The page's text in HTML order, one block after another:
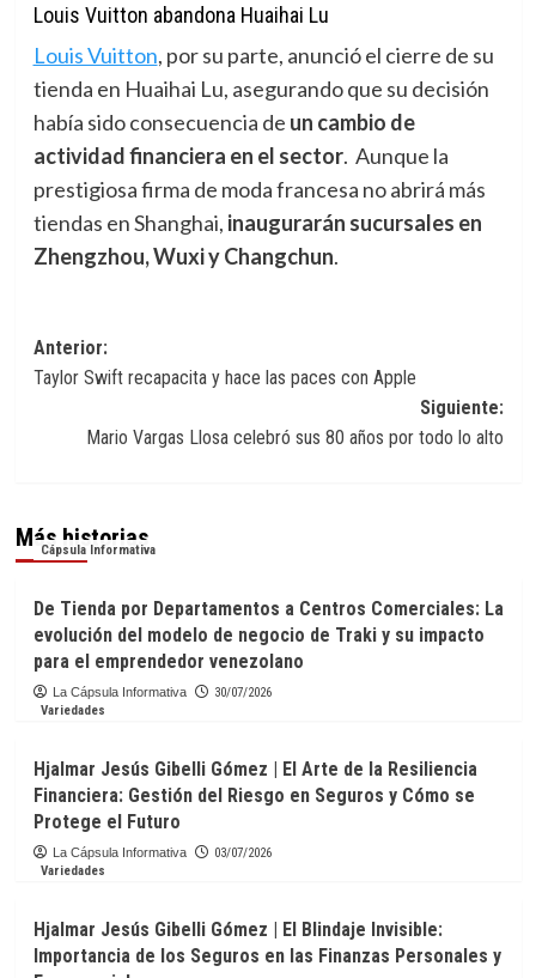
Louis Vuitton abandona Huaihai Lu
Louis Vuitton, por su parte, anunció el cierre de su
tienda en Huaihai Lu, asegurando que su decisión
había sido consecuencia de un cambio de
actividad financiera en el sector. Aunque la
prestigiosa firma de moda francesa no abrirá más
tiendas en Shanghai, inaugurarán sucursales en
Zhengzhou, Wuxi y Changchun.
Navegación
de
entradas
Anterior:
Taylor Swift recapacita y hace las paces con Apple
Siguiente:
Mario Vargas Llosa celebró sus 80 años por todo lo alto
Más historias
Cápsula Informativa
De Tienda por Departamentos a Centros Comerciales: La
evolución del modelo de negocio de Traki y su impacto
para el emprendedor venezolano
La Cápsula Informativa
30/07/2026
Variedades
Hjalmar Jesús Gibelli Gómez | El Arte de la Resiliencia
Financiera: Gestión del Riesgo en Seguros y Cómo se
Protege el Futuro
La Cápsula Informativa
03/07/2026
Variedades
Hjalmar Jesús Gibelli Gómez | El Blindaje Invisible:
Importancia de los Seguros en las Finanzas Personales y